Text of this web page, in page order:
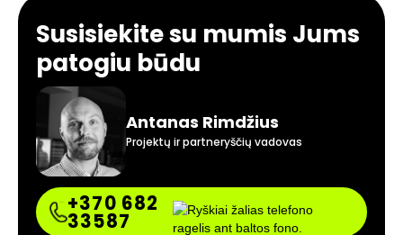
Susisiekite su mumis Jums
patogiu būdu
Antanas Rimdžius
Projektų ir partneryščių vadovas
+370 682
33587